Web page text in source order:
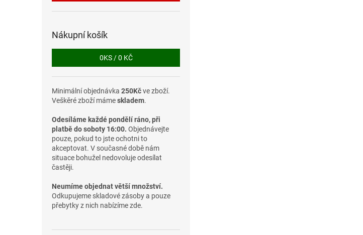
Nákupní košík
0KS /0 KČ
Minimální objednávka 250Kčve zboží.
Veškěré zboží mámeskladem.
Odesíláme každé pondělí ráno, při
platbě do soboty 16:00. Objednávejte
pouze, pokud to jste ochotni to
akceptovat. V současné době nám
situace bohužel nedovoluje odesílat
častěji.
Neumíme objednat větší množství.
Odkupujeme skladové zásoby a pouze
přebytky z nich nabízíme zde.